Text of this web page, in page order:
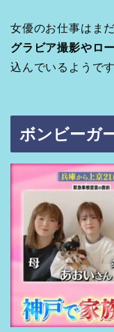
女優のお仕事はま
グラビア撮影やロ
込んでいるようで
ボンビーガ